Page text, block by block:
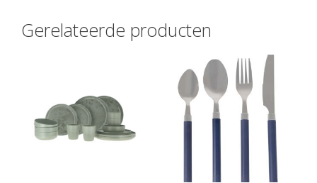
Gerelateerde producten